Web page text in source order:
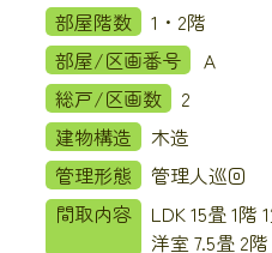
部屋階数
1・2階
部屋/区画番号
Ａ
総戸/区画数
2
建物構造
木造
管理形態
管理人巡回
間取内容
LDK 15畳 1
洋室 7.5畳 2